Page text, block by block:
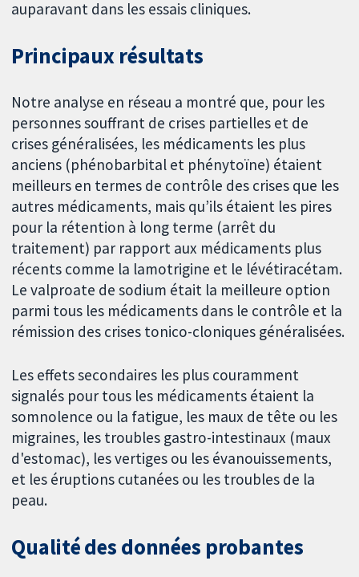
auparavant dans les essais cliniques.
Principaux résultats
Notre analyse en réseau a montré que, pour les
personnes souffrant de crises partielles et de
crises généralisées, les médicaments les plus
anciens (phénobarbital et phénytoïne) étaient
meilleurs en termes de contrôle des crises que les
autres médicaments, mais qu’ils étaient les pires
pour la rétention à long terme (arrêt du
traitement) par rapport aux médicaments plus
récents comme la lamotrigine et le lévétiracétam.
Le valproate de sodium était la meilleure option
parmi tous les médicaments dans le contrôle et la
rémission des crises tonico-cloniques généralisées.
Les effets secondaires les plus couramment
signalés pour tous les médicaments étaient la
somnolence ou la fatigue, les maux de tête ou les
migraines, les troubles gastro-intestinaux (maux
d'estomac), les vertiges ou les évanouissements,
et les éruptions cutanées ou les troubles de la
peau.
Qualité des données probantes